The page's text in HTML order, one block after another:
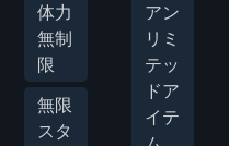
体力
無制
限
無限
スタ
アン
リミ
テッ
ドア
イテ